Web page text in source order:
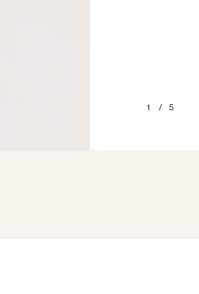
1 / 5